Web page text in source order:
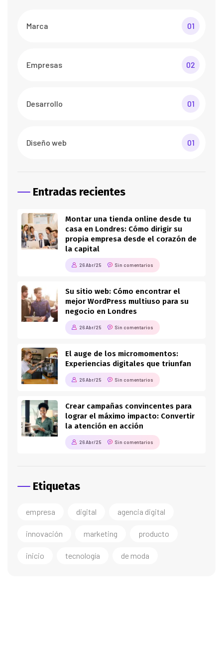
Marca 01
Empresas 02
Desarrollo 01
Diseño web 01
Entradas recientes
Montar una tienda online desde tu
casa en Londres: Cómo dirigir su
propia empresa desde el corazón de
la capital
26 Abr/25 Sin comentarios
Su sitio web: Cómo encontrar el
mejor WordPress multiuso para su
negocio en Londres
26 Abr/25 Sin comentarios
El auge de los micromomentos:
Experiencias digitales que triunfan
26 Abr/25 Sin comentarios
Crear campañas convincentes para
lograr el máximo impacto: Convertir
la atención en acción
26 Abr/25 Sin comentarios
Etiquetas
empresa digital agencia digital
innovación marketing producto
inicio tecnología de moda